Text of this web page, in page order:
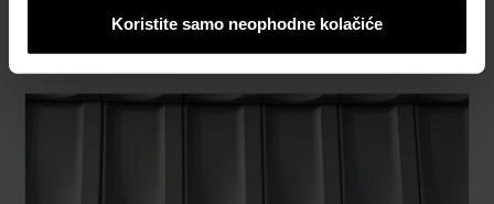
Koristite samo neophodne kolačiće
Pročitajte još...